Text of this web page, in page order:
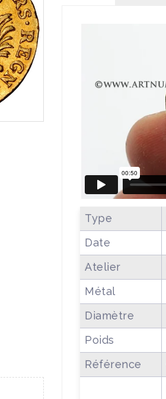
Type
Date
Atelier
Métal
Diamètre
Poids
Référence